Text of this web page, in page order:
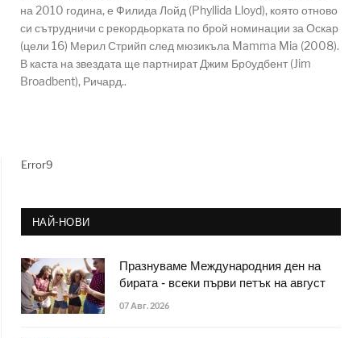
на 2010 година, е Филида Лойд (Phyllida Lloyd), която отново
си сътрудничи с рекордьорката по брой номинации за Оскар
(цели 16) Мерил Стрийп след мюзикъла Mamma Mia (2008).
В каста на звездата ще партнират Джим Брoудбент (Jim
Broadbent), Ричард..
Error9
НАЙ-НОВИ
Празнуваме Международния ден на
бирата - всеки първи петък на август
07 Авг. 2026